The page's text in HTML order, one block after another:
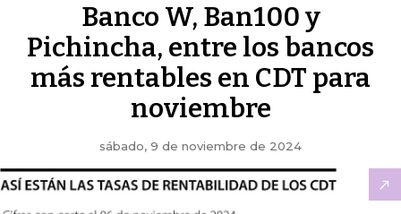
Banco W, Ban100 y
Pichincha, entre los bancos
más rentables en CDT para
noviembre
sábado, 9 de noviembre de 2024